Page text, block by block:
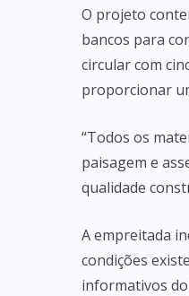
O projeto
bancos para
circular com
proporcionar
“Todos os
paisagem e
qualidade
A empreitada
condições
informativos